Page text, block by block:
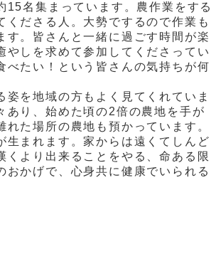
15名集まっています。農作業をする
くださる人。大勢でするので作業も
。皆さんと一緒に過ごす時間が楽
やしを求めて参加してくださってい
べたい！という皆さんの気持ちが何
を地域の方もよく見てくれていま
あり、始めた頃の2倍の農地を手が
た場所の農地も預かっています。
生まれます。家からは遠くてしんど
より出来ることをやる、命ある限
おかげで、心身共に健康でいられる